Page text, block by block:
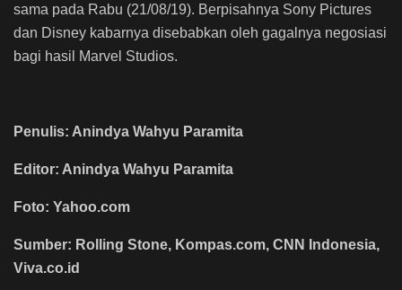
sama pada Rabu (21/08/19). Berpisahnya Sony Pictures
dan Disney kabarnya disebabkan oleh gagalnya negosiasi
bagi hasil Marvel Studios.
Penulis: Anindya Wahyu Paramita
Editor: Anindya Wahyu Paramita
Foto: Yahoo.com
Sumber: Rolling Stone, Kompas.com, CNN Indonesia,
Viva.co.id